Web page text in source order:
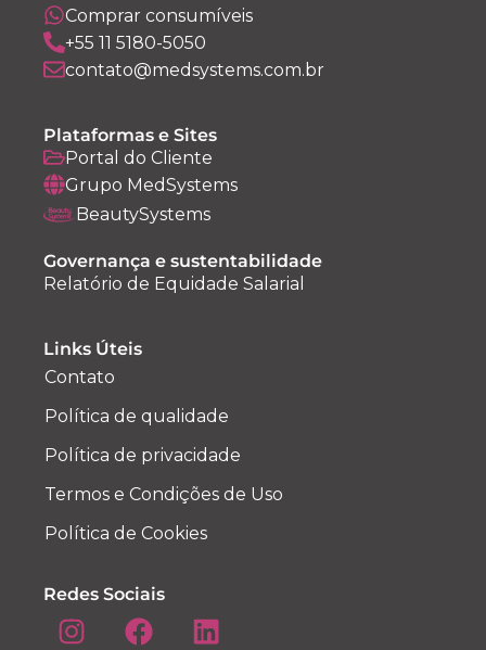
Comprar consumíveis
+55 11 5180-5050
contato@medsystems.com.br
Plataformas e Sites
Portal do Cliente
Grupo MedSystems
BeautySystems
Governança e sustentabilidade
Relatório de Equidade Salarial
Links Úteis
Contato
Política de qualidade
Política de privacidade
Termos e Condições de Uso
Política de Cookies
Redes Sociais